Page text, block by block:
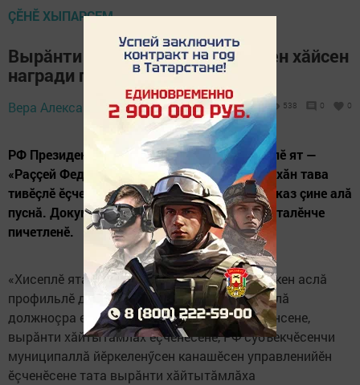
ÇӖНӖ ХЫПАРСЕМ
Вырăнти хăйтытăмлăх ӗçченӗсен хăйсен
награди пур халӗ
Вера Александрова, 16 January 2024 -
13:42
538 0 0
РФ Президенчӗ Владимир Путин çӗнӗ хисеплӗ ят —
«Раççей Федерацийӗн вырăнти хăйтытăмлăхăн тава
тивӗçлӗ ӗçченӗ» — парасси пирки калакан Указ çине алă
пуснă. Документа право информацийӗн порталӗнче
пичетленӗ.
«Хисеплӗ ята вырăнти хăйтытăмлăхра ӗçлекен аслă
профильлӗ должноçри çынсене, муниципаллă
должноçра е службăра тăрăшакан ытти çынсене,
вырăнти хăйтытăмлăх ӗçченӗсене, РФ субъекчӗсенчи
муниципаллă йӗркеленӳсен канашӗсен управленийӗн
ӗçченӗсене тата вырăнти хăйтытăмлăха